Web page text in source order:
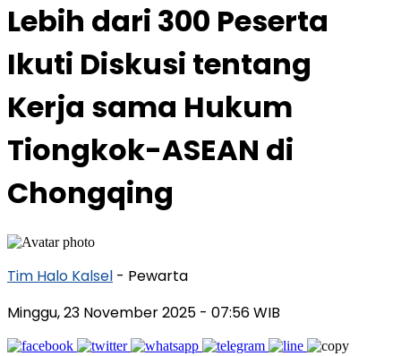
Lebih dari 300 Peserta
Ikuti Diskusi tentang
Kerja sama Hukum
Tiongkok-ASEAN di
Chongqing
Tim Halo Kalsel - Pewarta
Minggu, 23 November 2025 - 07:56 WIB